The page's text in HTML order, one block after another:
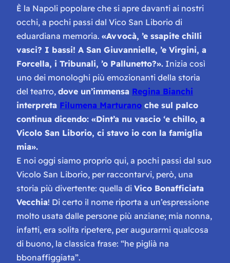
È la Napoli popolare che si apre davanti ai nostri
occhi, a pochi passi dal Vico San Liborio di
eduardiana memoria. «Avvocà, ’e ssapite chilli
vasci? I bassi! A San Giuvannielle, ’e Virgini, a
Forcella, i Tribunali, ’o Pallunetto?». Inizia così
uno dei monologhi più emozionanti della storia
del teatro, dove un’immensa Regina Bianchi
interpreta Filumena Marturano che sul palco
continua dicendo: «Dint’a nu vascio ‘e chillo, a
Vicolo San Liborio, ci stavo io con la famiglia
mia».
E noi oggi siamo proprio qui, a pochi passi dal suo
Vicolo San Liborio, per raccontarvi, però, una
storia più divertente: quella di Vico Bonafficiata
Vecchia! Di certo il nome riporta a un’espressione
molto usata dalle persone più anziane; mia nonna,
infatti, era solita ripetere, per augurarmi qualcosa
di buono, la classica frase: “he piglià na
bbonaffiggiata”.